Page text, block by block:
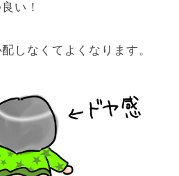
い！
しなくてよくなります。